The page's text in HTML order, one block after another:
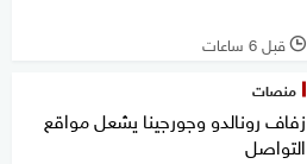
l قبل 6 ساعات
منصات
زفاف رونالدو وجورجينا يشعل مواقع
التواصل